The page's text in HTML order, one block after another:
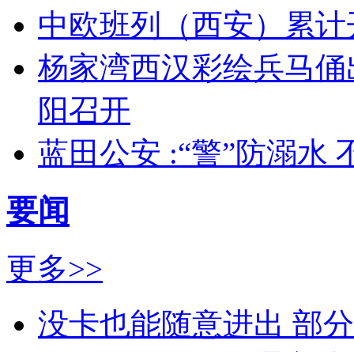
中欧班列（西安）累
杨家湾西汉彩绘兵马
阳召开
蓝田公安 :“警”防溺水
要闻
更多>>
没卡也能随意进出 部